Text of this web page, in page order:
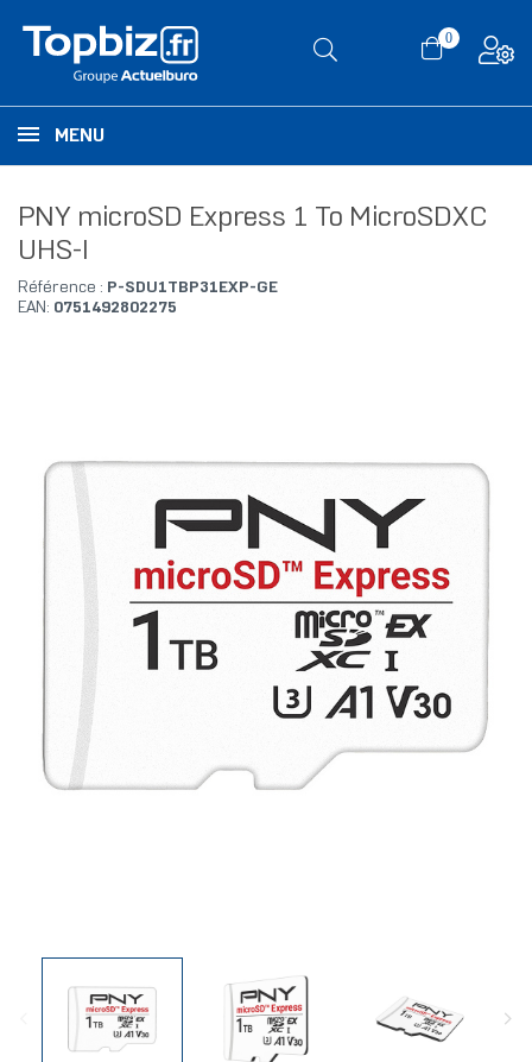
0
MENU
PNY microSD Express 1 To MicroSDXC
UHS-I
Référence : P-SDU1TBP31EXP-GE
EAN: 0751492802275